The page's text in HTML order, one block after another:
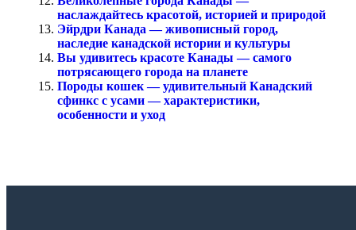
наслаждайтесь красотой, историей и природой
Эйрдри Канада — живописный город,
наследие канадской истории и культуры
Вы удивитесь красоте Канады — самого
потрясающего города на планете
Породы кошек — удивительный Канадский
сфинкс с усами — характеристики,
особенности и уход